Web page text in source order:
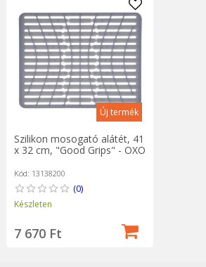
Új termék
Szilikon mosogató alátét, 41
x 32 cm, "Good Grips" - OXO
Kód: 13138200
(0)
Készleten
7 670 Ft